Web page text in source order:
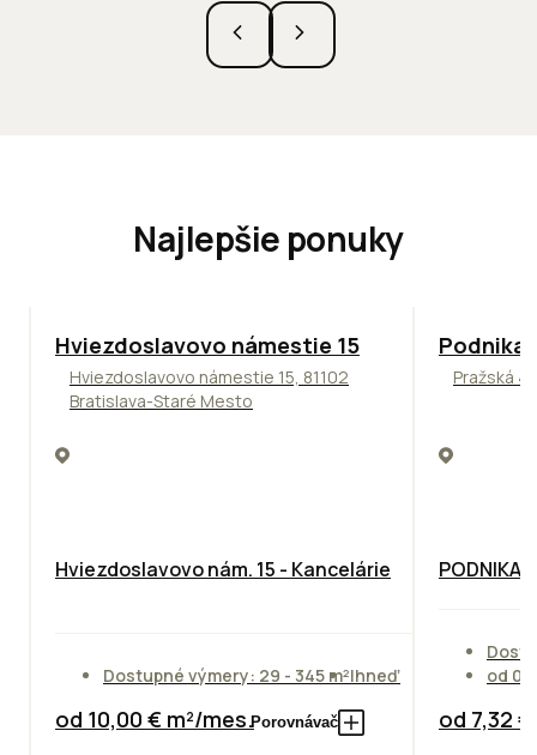
Najlepšie ponuky
ODPORÚČAME
Hviezdoslavovo námestie 15
Hviezdoslavovo námestie 15, 81102
Bratislava-Staré Mesto
Hviezdoslavovo nám. 15 - Kancelárie
Dostupné výmery: 29 - 345 m²Ihneď
od 10,00 € m²/mes.Porovnávač
Pražská
od
od 7,32